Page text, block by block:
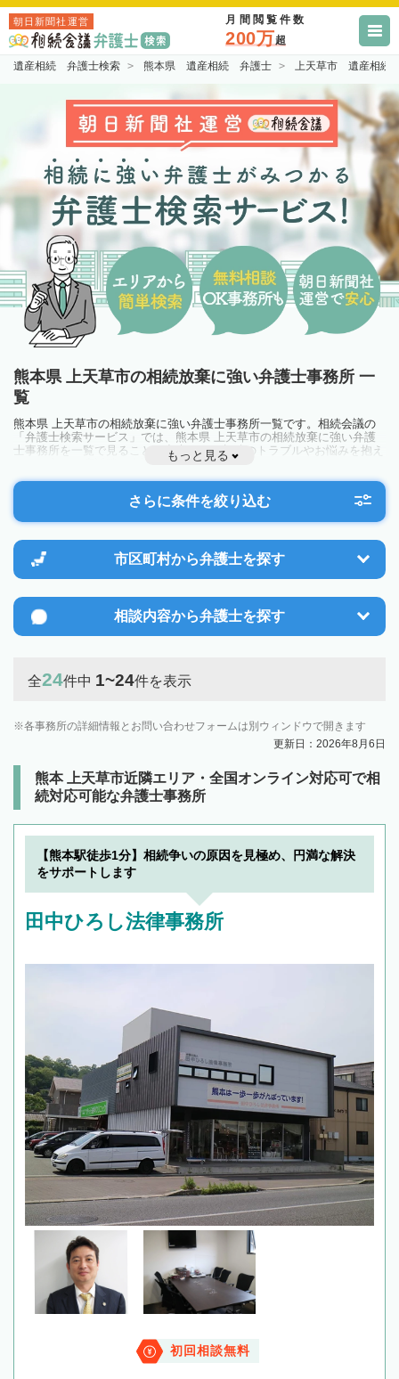
朝日新聞社運営 月間閲覧件数
200万超
遺産相続 弁護士検索 熊本県 遺産相続 弁護士 上天草市 遺産相続
熊本県 上天草市の相続放棄に強い弁護士事務所 一
覧
熊本県 上天草市の相続放棄に強い弁護士事務所一覧です。相続会議の
「弁護士検索サービス」では、熊本県 上天草市の相続放棄に強い弁護
士事務所を一覧で見ることが出来ます。相続のトラブルやお悩みを抱え
ている方は一度近隣の弁護士に相談してみましょう。
もっと見る
さらに条件を絞り込む
市区町村から弁護士を探す
相談内容から弁護士を探す
全24件中 1~24件を表示
各事務所の詳細情報とお問い合わせフォームは別ウィンドウで開きます
更新日：2026年8月6日
熊本 上天草市近隣エリア・全国オンライン対応可で相
続対応可能な弁護士事務所
【熊本駅徒歩1分】相続争いの原因を見極め、円満な解決
をサポートします
田中ひろし法律事務所
初回相談無料